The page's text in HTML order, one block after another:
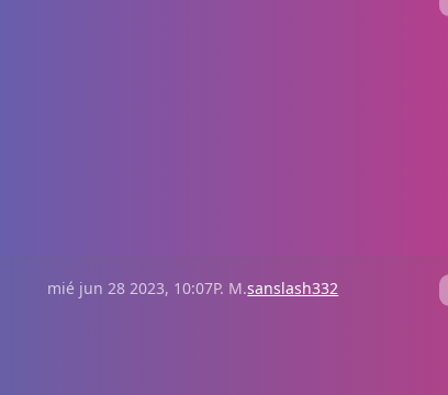
mié jun 28 2023, 10:07P. M.sanslash332